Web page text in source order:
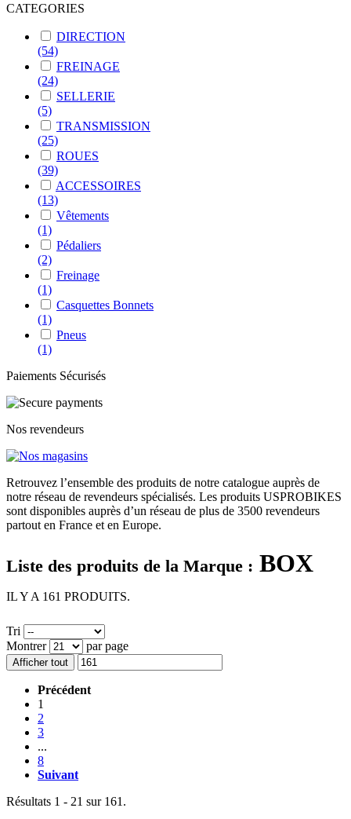
CATEGORIES
DIRECTION
(54)
FREINAGE
(24)
SELLERIE
(5)
TRANSMISSION
(25)
ROUES
(39)
ACCESSOIRES
(13)
Vêtements
(1)
Pédaliers
(2)
Freinage
(1)
Casquettes Bonnets
(1)
Pneus
(1)
Paiements Sécurisés
Nos revendeurs
Retrouvez l’ensemble des produits de notre catalogue auprès de
notre réseau de revendeurs spécialisés. Les produits USPROBIKES
sont disponibles auprès d’un réseau de plus de 3500 revendeurs
partout en France et en Europe.
Liste des produits de la Marque : BOX
IL Y A 161 PRODUITS.
Tri
Montrer
par page
Afficher tout
Précédent
1
2
3
...
8
Suivant
Résultats 1 - 21 sur 161.